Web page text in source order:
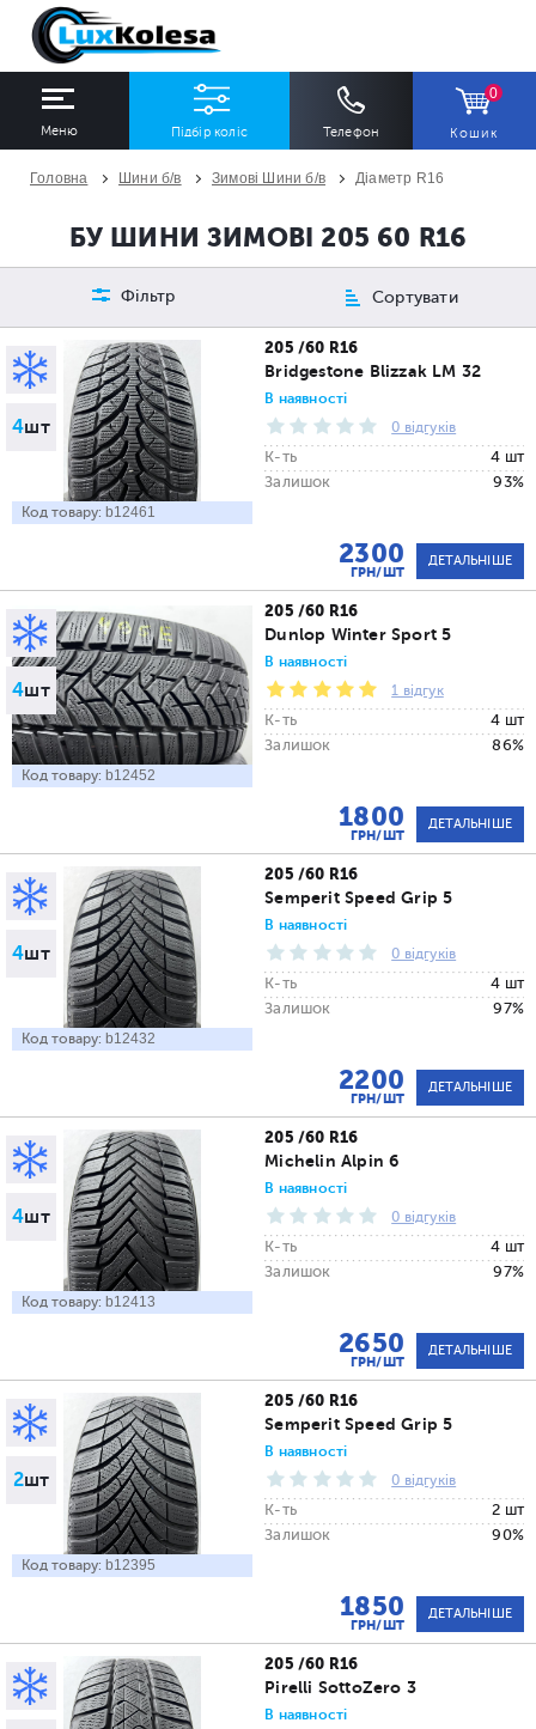
Меню Підбір коліс Телефон
0
Кошик
Всі Всі
Діаметр
Всі
Сезон
Всі
Кількість
Всі
ПІДІБРАТИ
Головна Шини б/в Зимові Шини б/в Діаметр R16
БУ ШИНИ ЗИМОВІ 205 60 R16
Фільтр Сортувати
4шт
Код товару: b12461
205 /60 R16
Bridgestone Blizzak LM 32
В наявності
0 відгуків
К-ть
4 шт
Залишок
93%
2300
ГРН/ШТ
ДЕТАЛЬНІШЕ
4шт
Код товару: b12452
205 /60 R16
Dunlop Winter Sport 5
В наявності
1 відгук
К-ть
4 шт
Залишок
86%
1800
ГРН/ШТ
ДЕТАЛЬНІШЕ
4шт
Код товару: b12432
205 /60 R16
Semperit Speed Grip 5
В наявності
0 відгуків
К-ть
4 шт
Залишок
97%
2200
ГРН/ШТ
ДЕТАЛЬНІШЕ
4шт
Код товару: b12413
205 /60 R16
Michelin Alpin 6
В наявності
0 відгуків
К-ть
4 шт
Залишок
97%
2650
ГРН/ШТ
ДЕТАЛЬНІШЕ
2шт
Код товару: b12395
205 /60 R16
Semperit Speed Grip 5
В наявності
0 відгуків
К-ть
2 шт
Залишок
90%
1850
ГРН/ШТ
ДЕТАЛЬНІШЕ
205 /60 R16
Pirelli SottoZero 3
В наявності